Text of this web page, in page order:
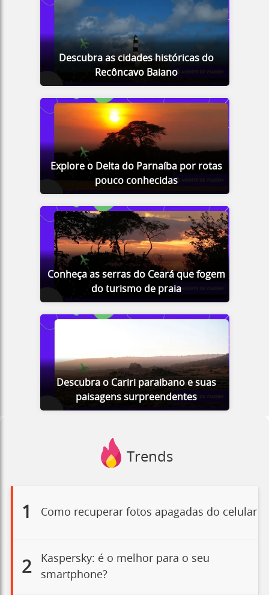
Descubra as cidades históricas do
Recôncavo Baiano
Explore o Delta do Parnaíba por rotas
pouco conhecidas
Conheça as serras do Ceará que fogem
do turismo de praia
Descubra o Cariri paraibano e suas
paisagens surpreendentes
Trends
1 Como recuperar fotos apagadas do celular
2
Kaspersky: é o melhor para o seu
smartphone?